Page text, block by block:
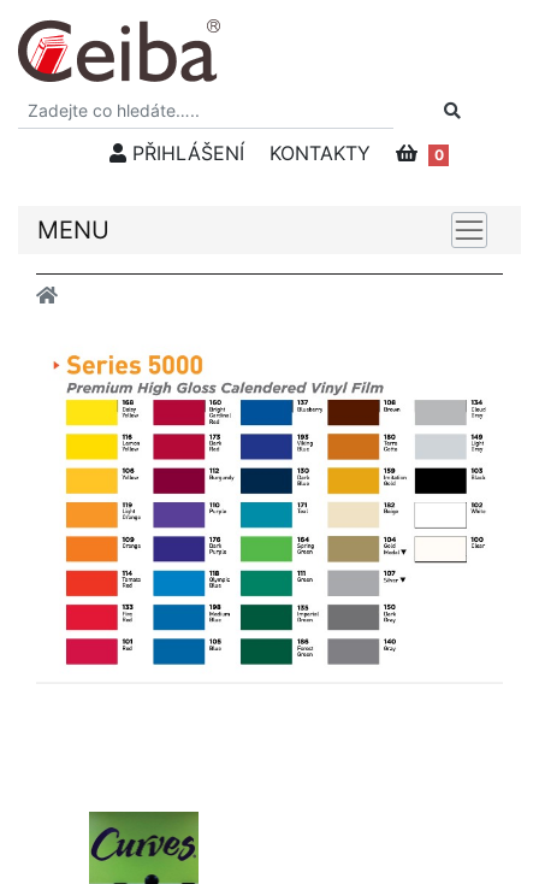
PŘIHLÁŠENÍ KONTAKTY 0
MENU